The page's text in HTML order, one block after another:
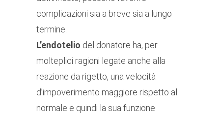
complicazioni sia a breve sia a lungo
termine.
L’endotelio del donatore ha, per
molteplici ragioni legate anche alla
reazione da rigetto, una velocità
d’impoverimento maggiore rispetto al
normale e quindi la sua funzione